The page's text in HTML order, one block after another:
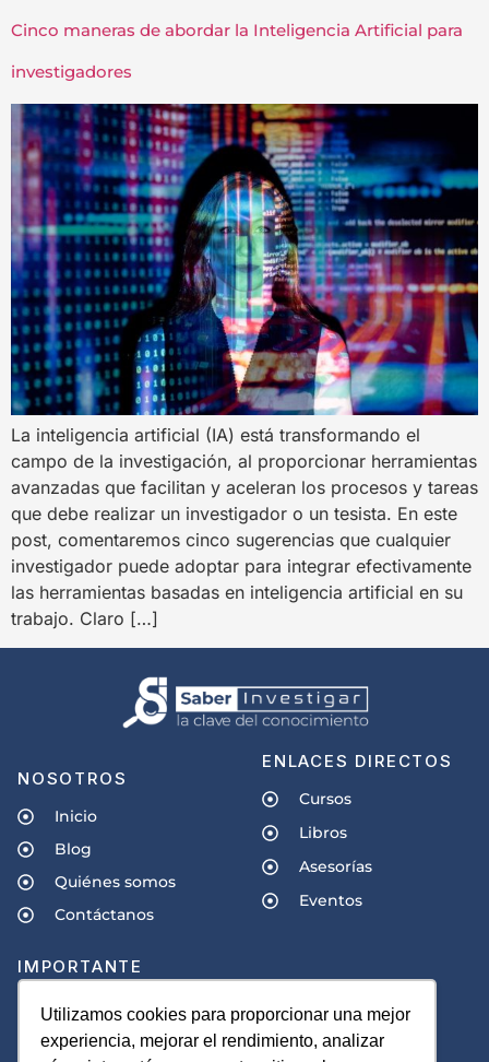
Utilizamos cookies para proporcionar una mejor
experiencia, mejorar el rendimiento, analizar
Cinco maneras de abordar la Inteligencia Artificial para
investigadores
La inteligencia artificial (IA) está transformando el
campo de la investigación, al proporcionar herramientas
avanzadas que facilitan y aceleran los procesos y tareas
que debe realizar un investigador o un tesista. En este
post, comentaremos cinco sugerencias que cualquier
investigador puede adoptar para integrar efectivamente
las herramientas basadas en inteligencia artificial en su
trabajo. Claro […]
NOSOTROS
Inicio
Blog
Quiénes somos
Contáctanos
ENLACES DIRECTOS
Cursos
Libros
Asesorías
Eventos
IMPORTANTE
Políticas de privacidad
Términos y condiciones